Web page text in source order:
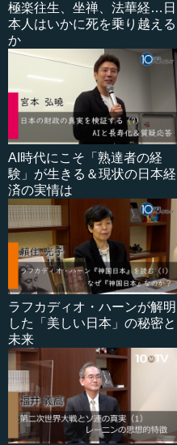
極楽往生、坐禅、法華経…日
本人はいかに死を乗り越える
か
AI時代にこそ「熟達者の経
験」が生きる＆現状の日本経
済の実情は
ラフカディオ・ハーンが解明
した「美しい日本」の秘密と
未来